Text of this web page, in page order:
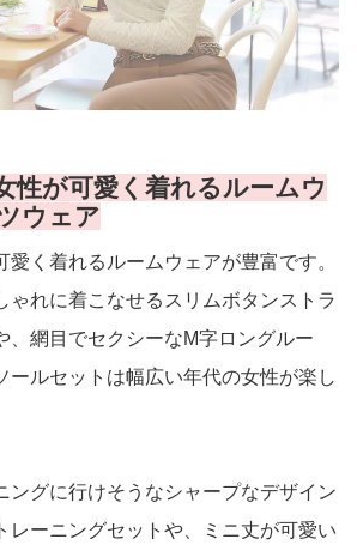
性が可愛く着れるルームウ
ウェア
愛く着れるルームウェアが豊富です。
ゃれに着こなせるスリムボタンストラ
、網目でセクシーなM字ロングルー
ールセットは幅広い年代の女性が楽し
ングに行けそうなシャープなデザイン
レーニングセットや、ミニ丈が可愛い